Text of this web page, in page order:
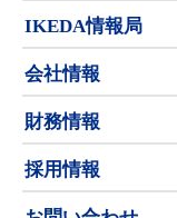
IKEDA情報局
会社情報
財務情報
採用情報